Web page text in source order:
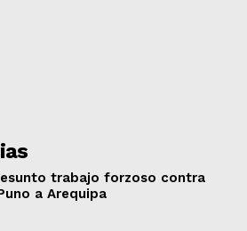
trabajo forzoso contra
a Arequipa